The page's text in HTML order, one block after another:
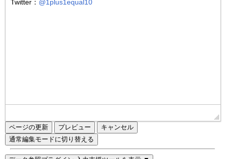
ページの更新
通常編集モードに切り替える